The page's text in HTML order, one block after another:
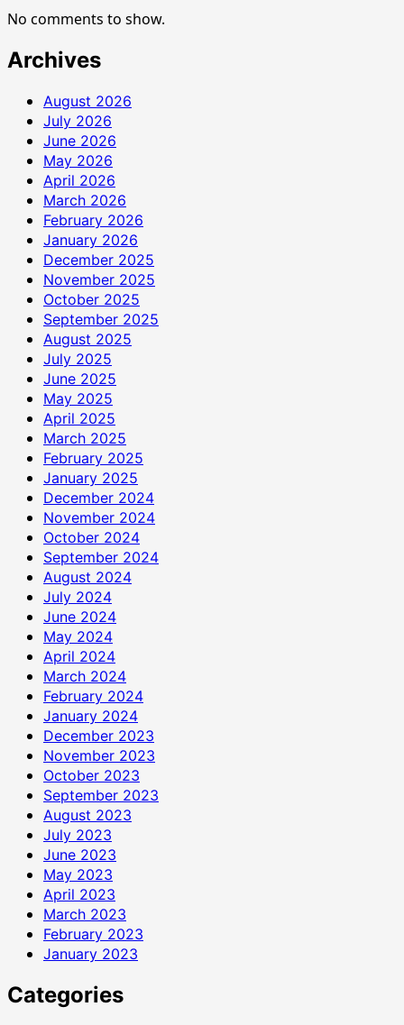
No comments to show.
Archives
August 2026
July 2026
June 2026
May 2026
April 2026
March 2026
February 2026
January 2026
December 2025
November 2025
October 2025
September 2025
August 2025
July 2025
June 2025
May 2025
April 2025
March 2025
February 2025
January 2025
December 2024
November 2024
October 2024
September 2024
August 2024
July 2024
June 2024
May 2024
April 2024
March 2024
February 2024
January 2024
December 2023
November 2023
October 2023
September 2023
August 2023
July 2023
June 2023
May 2023
April 2023
March 2023
February 2023
January 2023
Categories